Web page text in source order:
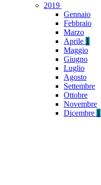
2019
Gennaio
Febbraio
Marzo
Aprile 1
Maggio
Giugno
Luglio
Agosto
Settembre
Ottobre
Novembre
Dicembre 1